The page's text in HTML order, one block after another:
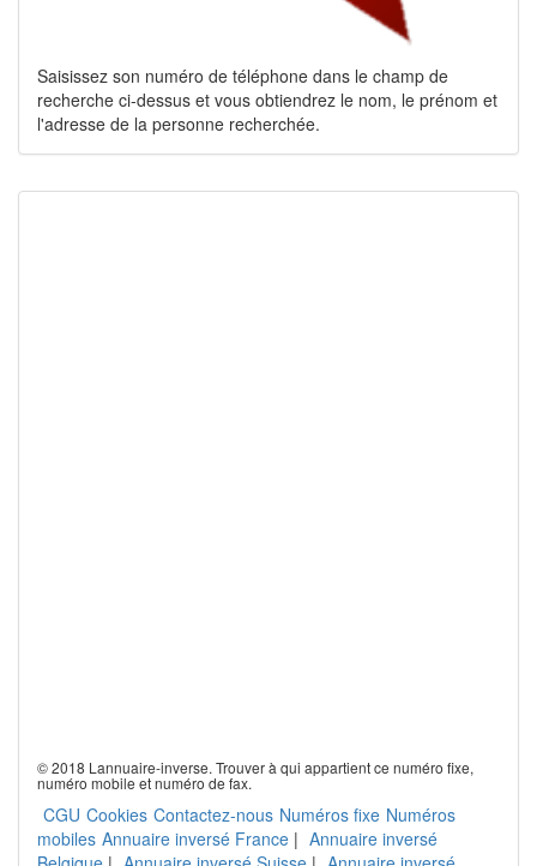
Saisissez son numéro de téléphone dans le champ de
recherche ci-dessus et vous obtiendrez le nom, le prénom et
l'adresse de la personne recherchée.
© 2018 Lannuaire-inverse. Trouver à qui appartient ce numéro fixe,
numéro mobile et numéro de fax.
CGU Cookies Contactez-nous Numéros fixe Numéros
mobiles Annuaire inversé France | Annuaire inversé